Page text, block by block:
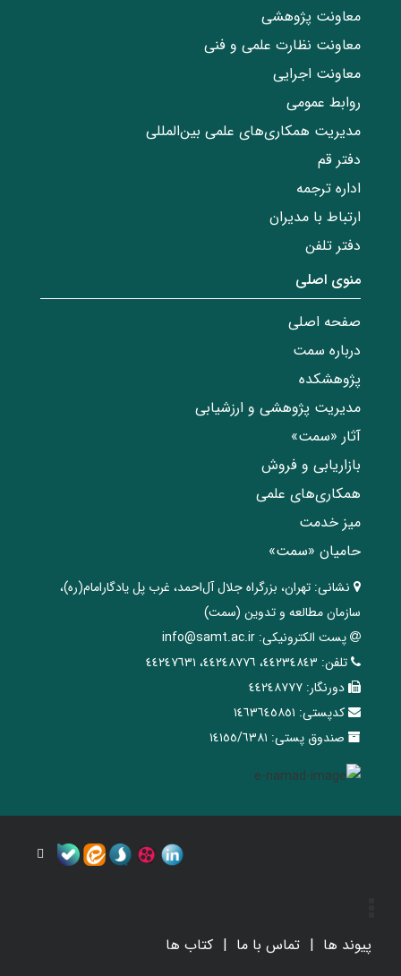
معاونت پژوهشی
معاونت نظارت علمی و فنی
معاونت اجرایی
روابط عمومی
مدیریت همکاری‌های علمی بین‌المللی
دفتر قم
اداره ترجمه
ارتباط با مدیران
دفتر تلفن
منوی اصلی
صفحه اصلی
درباره سمت
پژوهشکده
مدیریت پژوهشی و ارزشیابی
آثار «سمت»
بازاریابی و فروش
همکاری‌های علمی
میز خدمت
حامیان «سمت»
نشانی: تهران، ‌بزرگراه ‌جلال آل‌احمد، غرب پل يادگار‌امام(ره)‌،
سازمان مطالعه و تدوین‌ (سمت)
پست الکترونیکی: info@samt.ac.ir
تلفن: ٤٤٢٣٤٨٤٣، ٤٤٢٤٨٧٧٦، ٤٤٢٤٧٦٣١
دورنگار: ٤٤٢٤٨٧٧٧
کدپستی: ١٤٦٣٦٤٥٨٥١
صندوق پستی: ١٤١٥٥/٦٣٨١
پیوند ها تماس با ما
کتاب ها